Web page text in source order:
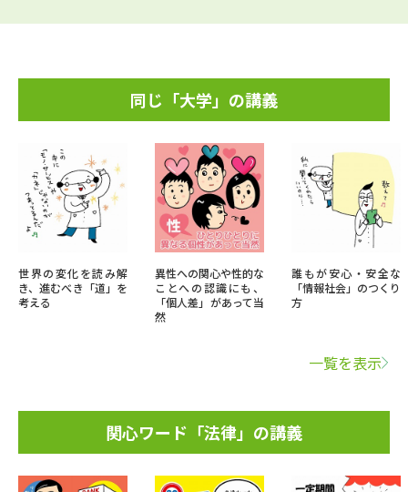
同じ「大学」の講義
世界の変化を読み解
き、進むべき「道」を
考える
異性への関心や性的な
ことへの認識にも、
「個人差」があって当
然
誰もが安心・安全な
「情報社会」のつくり
方
一覧を表示
関心ワード「法律」の講義